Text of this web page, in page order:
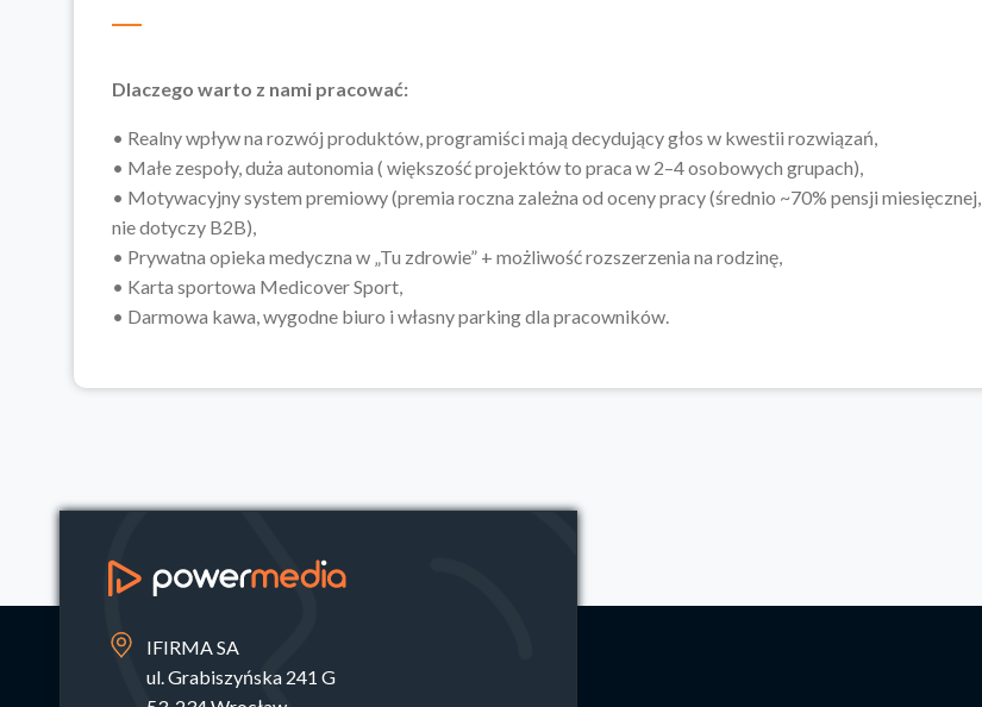
Dlaczego warto z nami pracować:
• Realny wpływ na rozwój produktów, programiści mają decydujący głos w kwestii rozwiązań,
• Małe zespoły, duża autonomia ( większość projektów to praca w 2–4 osobowych grupach),
• Motywacyjny system premiowy (premia roczna zależna od oceny pracy (średnio ~70% pensji miesięcznej,
nie dotyczy B2B),
• Prywatna opieka medyczna w „Tu zdrowie” + możliwość rozszerzenia na rodzinę,
• Karta sportowa Medicover Sport,
• Darmowa kawa, wygodne biuro i własny parking dla pracowników.
IFIRMA SA
ul. Grabiszyńska 241 G